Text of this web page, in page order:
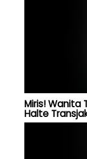
Miris! Wanita
Halte